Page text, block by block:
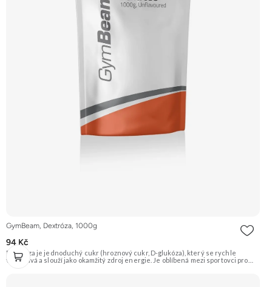
GymBeam, Dextróza, 1000g
94 Kč
Dextróza je jednoduchý cukr (hroznový cukr, D-glukóza), který se rychle
vstřebává a slouží jako okamžitý zdroj energie. Je oblíbená mezi sportovci pro